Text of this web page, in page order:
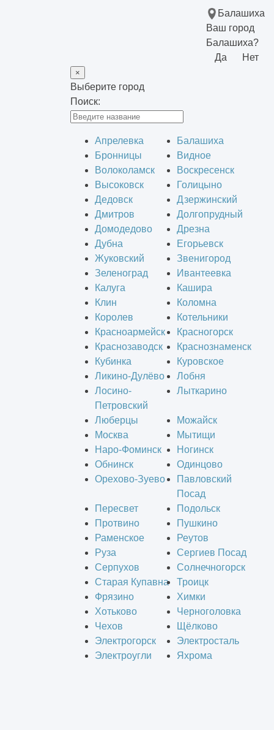
Балашиха
Ваш город
Балашиха?
Да
Нет
×
Выберите город
Поиск:
Апрелевка
Балашиха
Бронницы
Видное
Волоколамск
Воскресенск
Высоковск
Голицыно
Дедовск
Дзержинский
Дмитров
Долгопрудный
Домодедово
Дрезна
Дубна
Егорьевск
Жуковский
Звенигород
Зеленоград
Ивантеевка
Калуга
Кашира
Клин
Коломна
Королев
Котельники
Красноармейск
Красногорск
Краснозаводск
Краснознаменск
Кубинка
Куровское
Ликино-Дулёво
Лобня
Лосино-
Петровский
Лыткарино
Люберцы
Можайск
Москва
Мытищи
Наро-Фоминск
Ногинск
Обнинск
Одинцово
Орехово-Зуево
Павловский
Посад
Пересвет
Подольск
Протвино
Пушкино
Раменское
Реутов
Руза
Сергиев Посад
Серпухов
Солнечногорск
Старая Купавна
Троицк
Фрязино
Химки
Хотьково
Черноголовка
Чехов
Щёлково
Электрогорск
Электросталь
Электроугли
Яхрома